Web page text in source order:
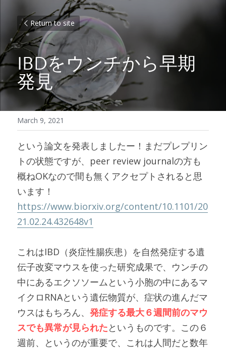
Return to site
IBDをウンチから早期
発見
March 9, 2021
という論文を発表しましたー！まだプレプリン
トの状態ですが、peer review journalの方も
概ねOKなので間も無くアクセプトされると思
います！
https://www.biorxiv.org/content/10.1101/20
21.02.24.432648v1
これはIBD（炎症性腸疾患）を自然発症する遺
伝子改変マウスを使った研究成果で、ウンチの
中にあるエクソソームという小胞の中にあるマ
イクロRNAという遺伝物質が、症状の進んだマ
ウスはもちろん、 発症する最大６週間前のマウ
スでも異常が見られたというものです。この６
週前、というのが重要で、これは人間だと数年